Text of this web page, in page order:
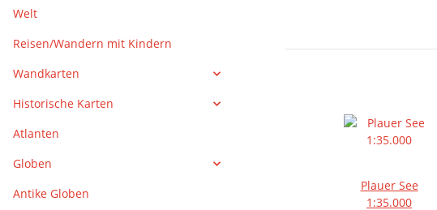
Plauer See
1:35.000
Welt
Reisen/Wandern mit Kindern
Wandkarten
Historische Karten
Atlanten
Globen
Antike Globen